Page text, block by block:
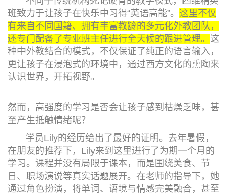
班致力于让孩子在快乐中习得“英语高能”。 这里不仅
有来自不同国籍、拥有丰富教龄的多元化外教团队，
还专门配备了专业班主任进行全天候的跟进管理。 这
种中外教结合的模式，不仅保证了纯正的语言输入，
更让孩子在浸泡式的环境中，通过西方文化的熏陶来
认识世界，开拓视野。
然而，高强度的学习是否会让孩子感到枯燥乏味，甚
至产生抵触情绪呢？
学员Lily的经历给出了最好的证明。去年暑假，
在朋友的推荐下，Lily来到这里进行了为期一个月的
学习。课程并没有局限于课本，而是围绕美食、节
日、职场演说等真实话题展开。在老师的指导下，她
通过角色扮演，将单词、语境与情感完美融合，甚至